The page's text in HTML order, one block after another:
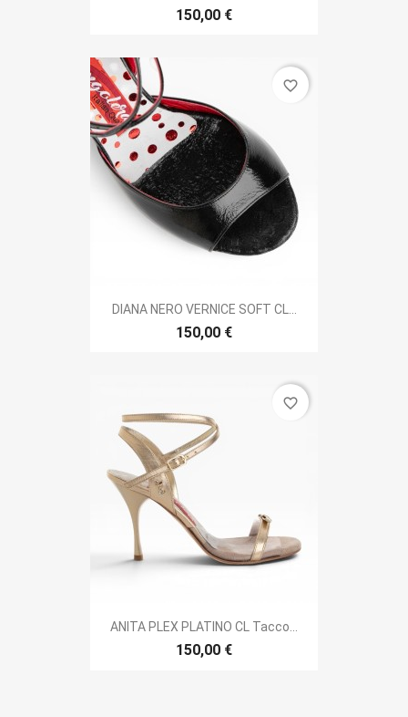
150,00 €
DIANA NERO VERNICE SOFT CL...
150,00 €
favorite_border
ANITA PLEX PLATINO CL Tacco...
150,00 €
favorite_border